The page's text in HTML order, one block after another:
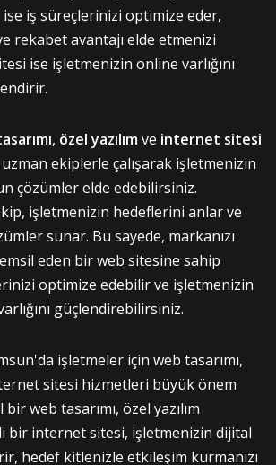
ise iş süreçlerinizi optimize eder,
rekabet avantajı elde etmenizi
ise işletmenizin online varlığını
, özel yazılımve internet sitesi
ekiplerle çalışarak işletmenizin
çözümler elde edebilirsiniz.
işletmenizin hedeflerini anlar ve
sunar. Bu sayede, markanızı
eden bir web sitesine sahip
optimize edebilir ve işletmenizin
güçlendirebilirsiniz.
işletmeler için web tasarımı,
sitesi hizmetleri büyük önem
web tasarımı, özel yazılım
bir internet sitesi, işletmenizin dijital
hedef kitlenizle etkileşim kurmanızı